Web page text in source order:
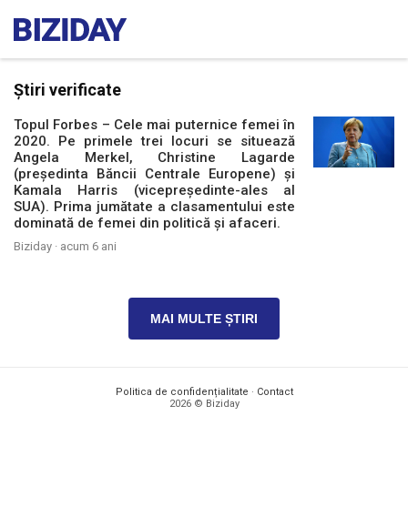
Știri verificate
Topul Forbes – Cele mai puternice femei în
2020. Pe primele trei locuri se situează
Angela Merkel, Christine Lagarde
(președinta Băncii Centrale Europene) și
Kamala Harris (vicepreședinte-ales al
SUA). Prima jumătate a clasamentului este
dominată de femei din politică și afaceri.
Biziday · acum 6 ani
MAI MULTE ȘTIRI
Politica de confidențialitate · Contact
2026 © Biziday